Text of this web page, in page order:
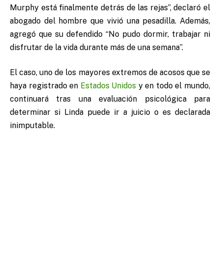
Murphy está finalmente detrás de las rejas”, declaró el
abogado del hombre que vivió una pesadilla. Además,
agregó que su defendido “No pudo dormir, trabajar ni
disfrutar de la vida durante más de una semana”.
El caso, uno de los mayores extremos de acosos que se
haya registrado en Estados Unidos y en todo el mundo,
continuará tras una evaluación psicológica para
determinar si Linda puede ir a juicio o es declarada
inimputable.